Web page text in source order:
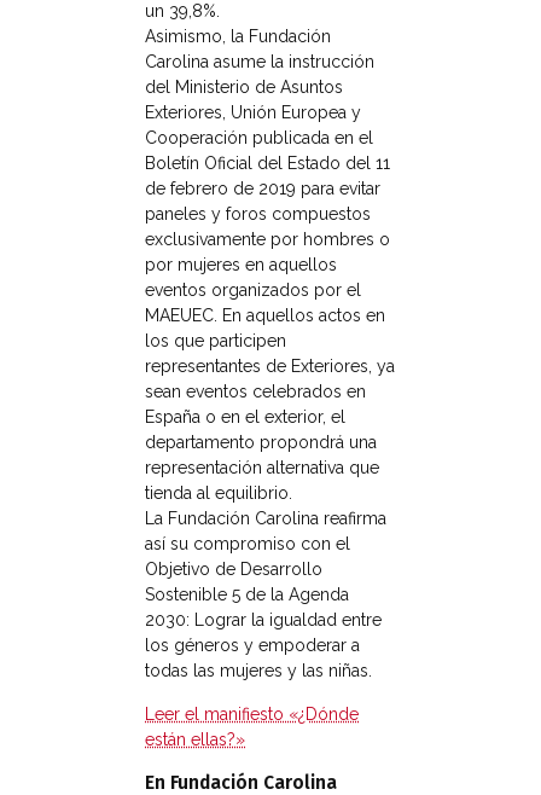
un 39,8%.
Asimismo, la Fundación
Carolina asume la instrucción
del Ministerio de Asuntos
Exteriores, Unión Europea y
Cooperación publicada en el
Boletín Oficial del Estado del 11
de febrero de 2019 para evitar
paneles y foros compuestos
exclusivamente por hombres o
por mujeres en aquellos
eventos organizados por el
MAEUEC. En aquellos actos en
los que participen
representantes de Exteriores, ya
sean eventos celebrados en
España o en el exterior, el
departamento propondrá una
representación alternativa que
tienda al equilibrio.
La Fundación Carolina reafirma
así su compromiso con el
Objetivo de Desarrollo
Sostenible 5 de la Agenda
2030: Lograr la igualdad entre
los géneros y empoderar a
todas las mujeres y las niñas.
Leer el manifiesto «¿Dónde
están ellas?»
En Fundación Carolina